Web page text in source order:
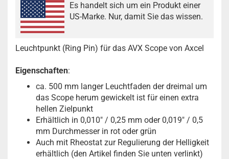
Es handelt sich um ein Produkt einer
US-Marke. Nur, damit Sie das wissen.
Leuchtpunkt (Ring Pin) für das AVX Scope von Axcel
Eigenschaften:
ca. 500 mm langer Leuchtfaden der dreimal um
das Scope herum gewickelt ist für einen extra
hellen Zielpunkt
Erhältlich in 0,010" / 0,25 mm oder 0,019" / 0,5
mm Durchmesser in rot oder grün
Auch mit Rheostat zur Regulierung der Helligkeit
erhältlich (den Artikel finden Sie unten verlinkt)